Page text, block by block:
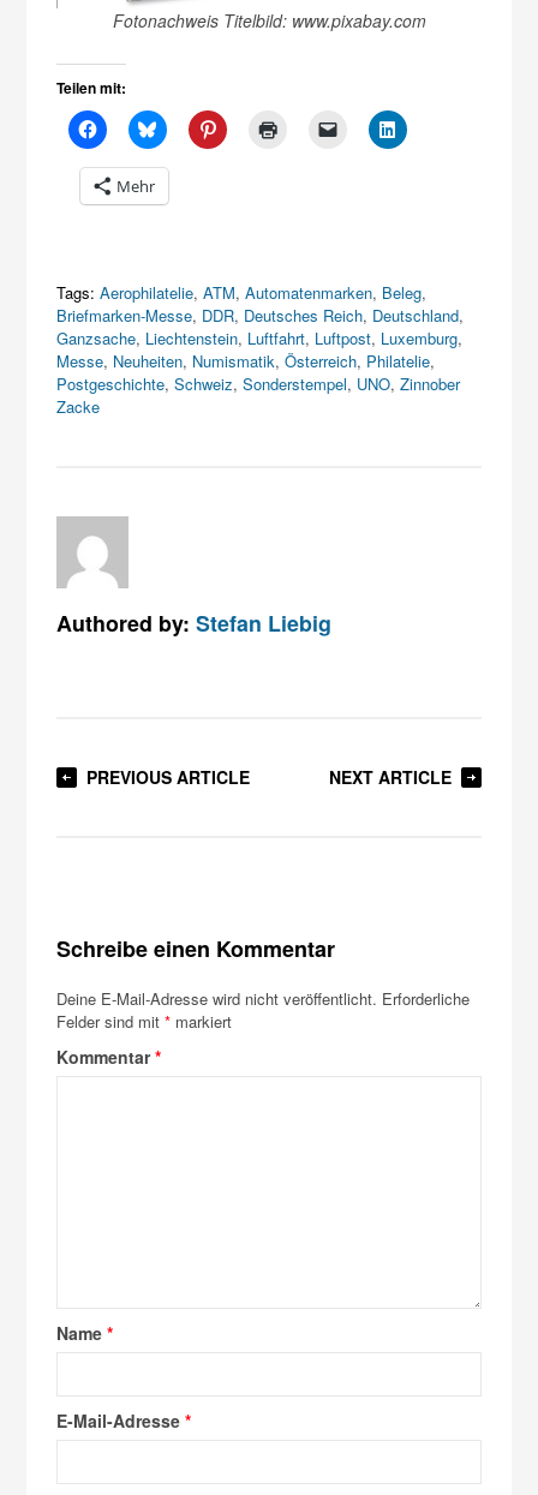
Fotonachweis Titelbild: www.pixabay.com
Teilen mit:
Mehr
Tags: Aerophilatelie,ATM,Automatenmarken, Beleg,
Briefmarken-Messe, DDR, Deutsches Reich, Deutschland,
Ganzsache, Liechtenstein, Luftfahrt, Luftpost, Luxemburg,
Messe, Neuheiten, Numismatik,Österreich, Philatelie,
Postgeschichte,Schweiz,Sonderstempel, UNO,Zinnober
Zacke
Authored by:Stefan Liebig
PREVIOUS ARTICLE NEXT ARTICLE
Schreibe einen Kommentar
Deine E-Mail-Adresse wird nicht veröffentlicht. Erforderliche
Felder sind mit* markiert
Kommentar*
Name*
E-Mail-Adresse*